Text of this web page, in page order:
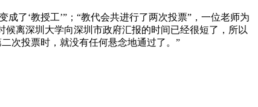
了‘教授工’”；“教代会共进行了两次投票”，一位老师为
离深圳大学向深圳市政府汇报的时间已经很短了，所以
次投票时，就没有任何悬念地通过了。”